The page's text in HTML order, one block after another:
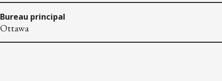
Bureau principal
Ottawa